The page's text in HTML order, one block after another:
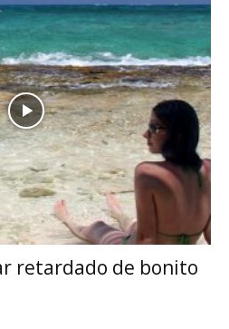
retardado de bonito